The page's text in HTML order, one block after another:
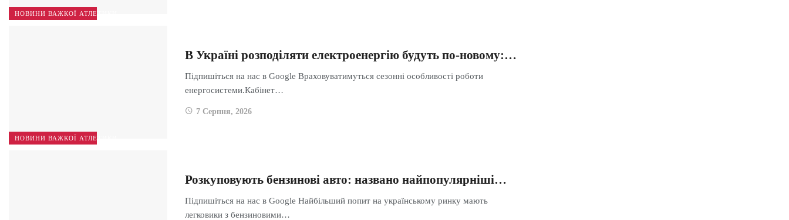
НОВИНИ ВАЖКОЇ АТЛЕТИКИ
НОВИНИ ВАЖКОЇ АТЛЕТИКИ
В Україні розподіляти електроенергію будуть по-новому:…
Підпишіться на нас в Google Враховуватимуться сезонні особливості роботи
енергосистеми.Кабінет…
7 Серпня, 2026
Розкуповують бензинові авто: названо найпопулярніші…
Підпишіться на нас в Google Найбільший попит на українському ринку мають
легковики з бензиновими…